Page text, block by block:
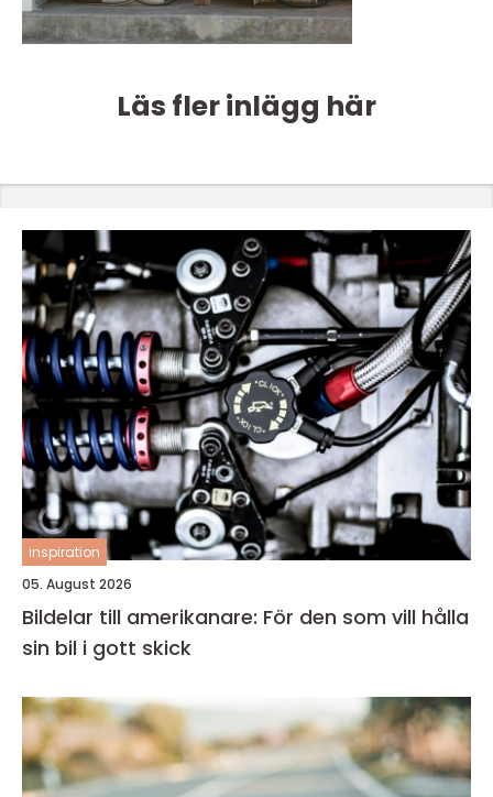
Läs fler inlägg här
inspiration
05. August 2026
Bildelar till amerikanare: För den som vill hålla
sin bil i gott skick